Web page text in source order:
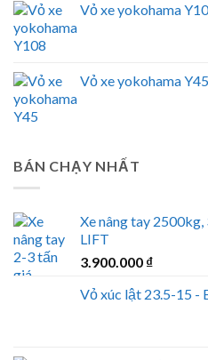
Vỏ xe yokohama
Vỏ xe yokohama Y45
BÁN CHẠY NHẤT
Xe nâng tay
LIFT
3.900.000 ₫
Vỏ xúc lật 23.5-15 -